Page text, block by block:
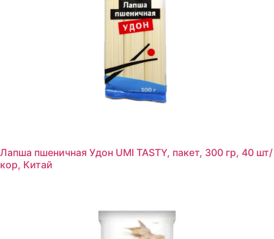
Лапша пшеничная Удон UMI TASTY, пакет, 300 гр, 40 шт/
кор, Китай